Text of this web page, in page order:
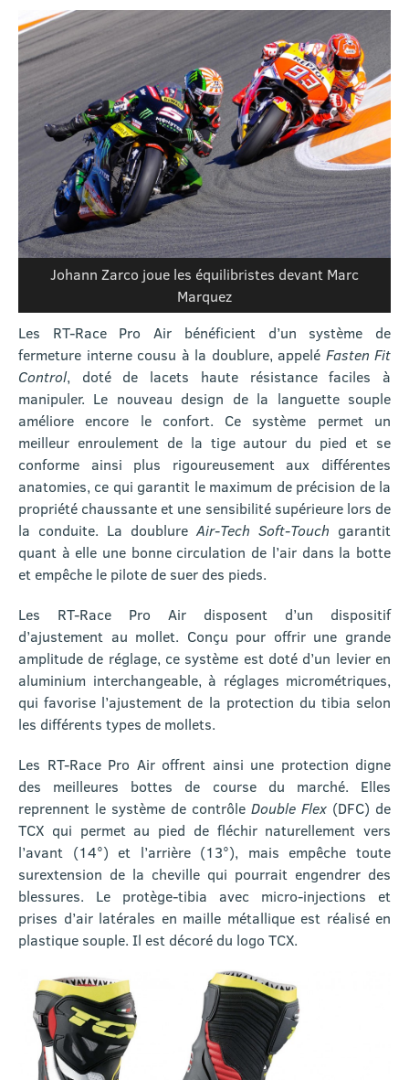
Johann Zarco joue les équilibristes devant Marc
Marquez
Les RT-Race Pro Air bénéficient d’un système de
fermeture interne cousu à la doublure, appelé Fasten Fit
Control, doté de lacets haute résistance faciles à
manipuler. Le nouveau design de la languette souple
améliore encore le confort. Ce système permet un
meilleur enroulement de la tige autour du pied et se
conforme ainsi plus rigoureusement aux différentes
anatomies, ce qui garantit le maximum de précision de la
propriété chaussante et une sensibilité supérieure lors de
la conduite. La doublureAir-Tech Soft-Touch garantit
quant à elle une bonne circulation de l’air dans la botte
et empêche le pilote de suer des pieds.
Les RT-Race Pro Air disposent d’un dispositif
d’ajustement au mollet. Conçu pour offrir une grande
amplitude de réglage, ce système est doté d’un levier en
aluminium interchangeable, à réglages micrométriques,
qui favorise l’ajustement de la protection du tibia selon
les différents types de mollets.
Les RT-Race Pro Air offrent ainsi une protection digne
des meilleures bottes de course du marché. Elles
reprennent le système de contrôle Double Flex (DFC) de
TCX qui permet au pied de fléchir naturellement vers
l’avant (14°) et l’arrière (13°), mais empêche toute
surextension de la cheville qui pourrait engendrer des
blessures. Le protège-tibia avec micro-injections et
prises d’air latérales en maille métallique est réalisé en
plastique souple. Il est décoré du logo TCX.